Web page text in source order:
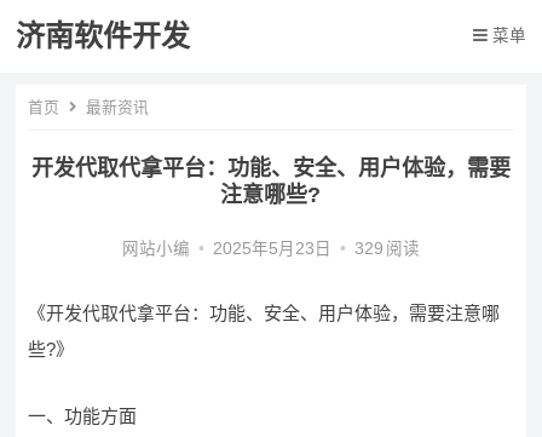
济南软件开发 菜单
首页 最新资讯
开发代取代拿平台：功能、安全、用户体验，需要
注意哪些?
网站小编 • 2025年5月23日 • 329 阅读
《开发代取代拿平台：功能、安全、用户体验，需要注意哪
些?》
一、功能方面